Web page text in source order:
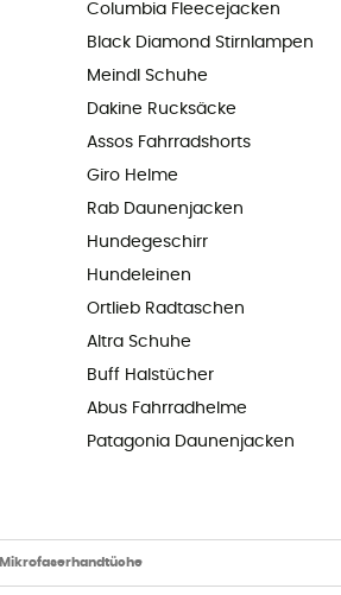
Columbia Fleecejacken
Black Diamond Stirnlampen
Meindl Schuhe
Dakine Rucksäcke
Assos Fahrradshorts
Giro Helme
Rab Daunenjacken
Hundegeschirr
Hundeleinen
Ortlieb Radtaschen
Altra Schuhe
Buff Halstücher
Abus Fahrradhelme
Patagonia Daunenjacken
Mikrofaserhandtüche